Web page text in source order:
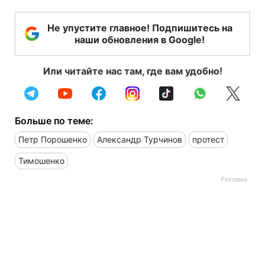
Не упустите главное! Подпишитесь на
наши обновления в Google!
Или читайте нас там, где вам удобно!
Больше по теме:
Петр Порошенко Александр Турчинов протест
Тимошенко